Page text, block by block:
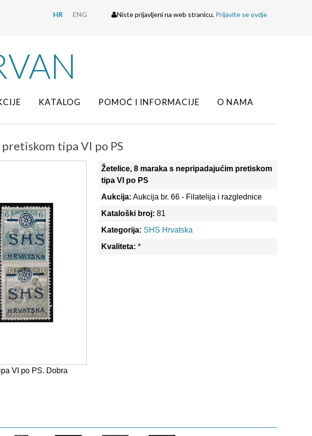
HR ENG Niste prijavljeni na web stranicu. Prijavite se ovdje
KATALOG POMOĆ I INFORMACIJE
O NAMA
tipa VI po PS
VI po PS. Dobra
Žetelice, 8 maraka s nepripadajućim pretiskom
tipa VI po PS
Aukcija: Aukcija br. 66 - Filatelija i razglednice
Kataloški broj: 81
Kategorija: SHS Hrvatska
Kvaliteta: *